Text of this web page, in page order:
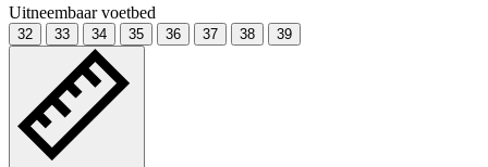
Uitneembaar voetbed
32 33 34 35 36 37 38 39